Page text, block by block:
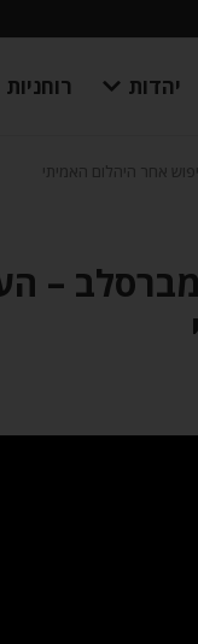
יהדות רוחניות
אחר היהלום האמיתי
–